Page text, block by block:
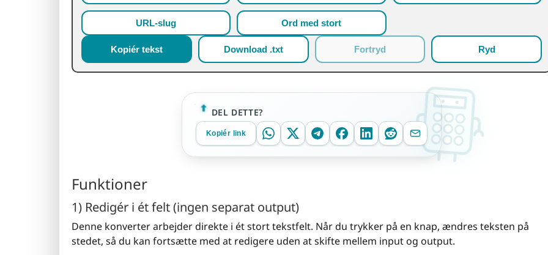
URL-slug Ord med stort
Kopiér tekst Download .txt Fortryd Ryd
DEL DETTE?
Kopiér link
Funktioner
1) Redigér i ét felt (ingen separat output)
Denne konverter arbejder direkte i ét stort tekstfelt. Når du trykker på en knap, ændres teksten på
stedet, så du kan fortsætte med at redigere uden at skifte mellem input og output.